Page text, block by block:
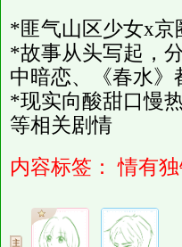
*匪气山区少女x京
*故事从头写起，
中暗恋、《春水》
*现实向酸甜口慢
等相关剧情
内容标签：
情有